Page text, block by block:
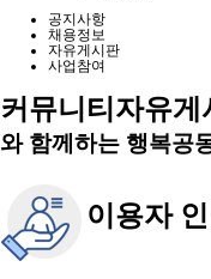
공지사항
채용정보
자유게시판
사업참여
커뮤니티 자유게
와 함께하는 행복공
이용자